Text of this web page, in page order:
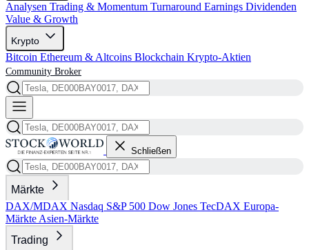
Analysen Trading & Momentum Turnaround Earnings Dividenden
Value & Growth
Krypto
Bitcoin Ethereum & Altcoins Blockchain Krypto-Aktien
Community Broker
Schließen
Märkte
DAX/MDAX Nasdaq S&P 500 Dow Jones TecDAX Europa-
Märkte Asien-Märkte
Trading